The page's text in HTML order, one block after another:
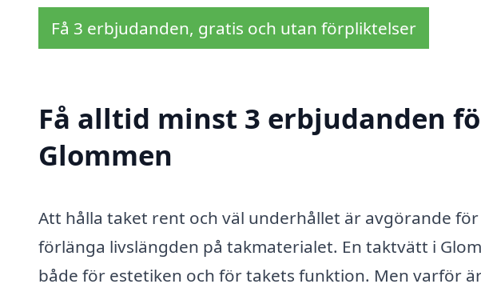
Få 3 erbjudanden, gratis och utan förpliktelser
Få alltid minst 3 erbjudanden
Glommen
Att hålla taket rent och väl underhållet är avgörande
förlänga livslängden på takmaterialet. En taktvätt i
både för estetiken och för takets funktion. Men varför